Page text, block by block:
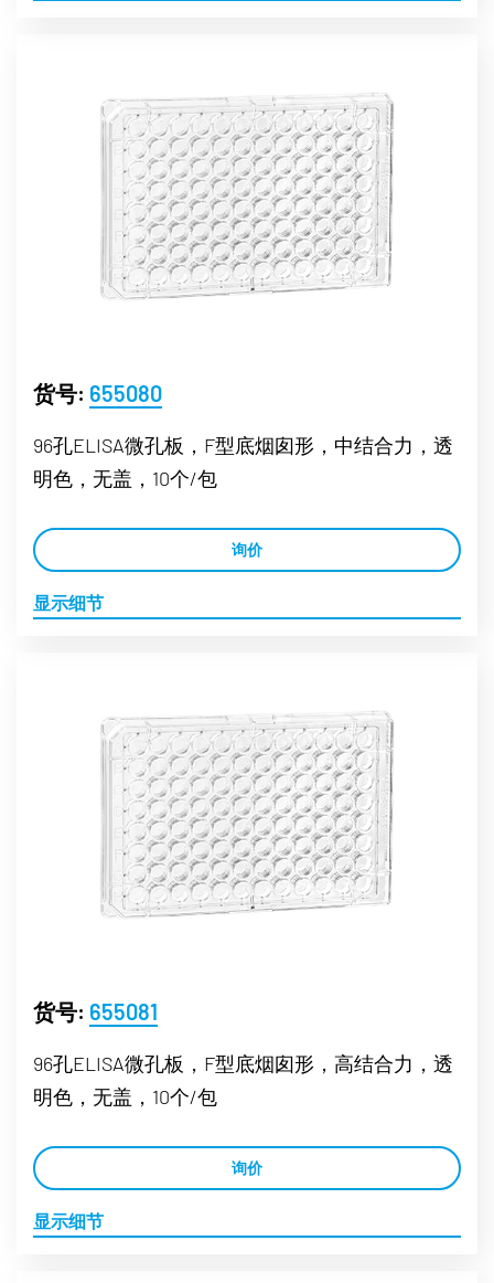
货号: 655080
96孔ELISA微孔板，F型底烟囱形，中结合力，透
明色，无盖，10个/包
询价
显示细节
货号: 655081
96孔ELISA微孔板，F型底烟囱形，高结合力，透
明色，无盖，10个/包
询价
显示细节